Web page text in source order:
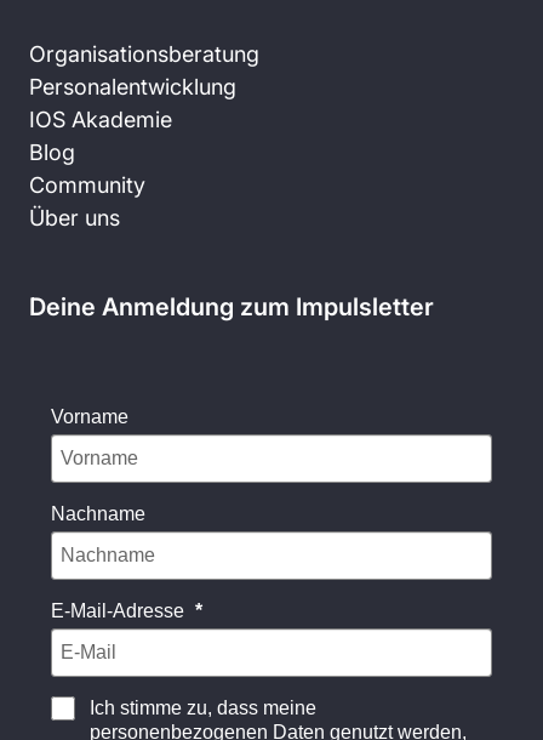
Organisationsberatung
Personalentwicklung
IOS Akademie
Blog
Community
Über uns
Deine Anmeldung zum Impulsletter
Vorname
Nachname
E-Mail-Adresse
Ich stimme zu, dass meine
personenbezogenen Daten genutzt werden,